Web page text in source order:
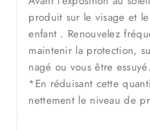
produit sur le visage et
enfant . Renouvelez
maintenir la protection,
nagé ou vous être essuyé.
*En réduisant cette
nettement le niveau de